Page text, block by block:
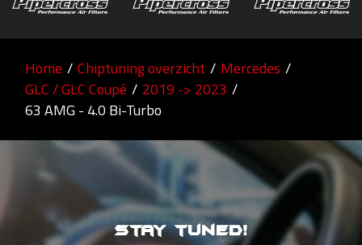
Home / Chiptuning overzicht / Mercedes /
GLC / GLC Coupé / 2019 -> 2023 /
63 AMG - 4.0 Bi-Turbo
Stay tuned!